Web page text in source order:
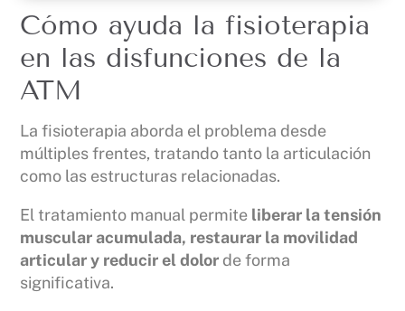
Cómo ayuda la fisioterapia
en las disfunciones de la
ATM
La fisioterapia aborda el problema desde
múltiples frentes, tratando tanto la articulación
como las estructuras relacionadas.
El tratamiento manual permite liberar la tensión
muscular acumulada, restaurar la movilidad
articular y reducir el dolor de forma
significativa.